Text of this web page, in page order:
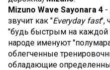
Mizuno Wave Sayonara 4 -
звучит как "Everyday fast",
"будь быстрым на каждой
народе именуют
облегченные
обладающие